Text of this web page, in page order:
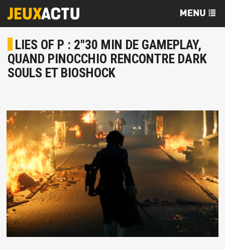
LIES OF P : 2"30 MIN DE GAMEPLAY,
QUAND PINOCCHIO RENCONTRE DARK
SOULS ET BIOSHOCK